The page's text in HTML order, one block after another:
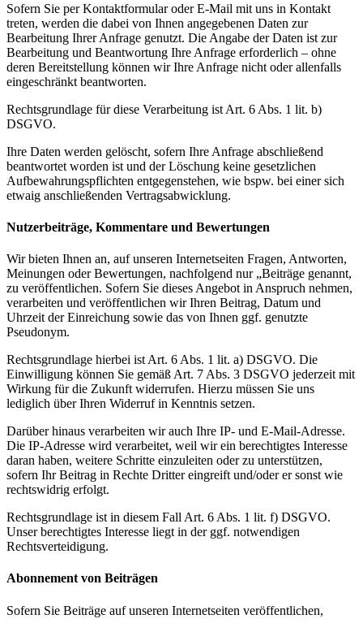
Sofern Sie per Kontaktformular oder E-Mail mit uns in Kontakt
treten, werden die dabei von Ihnen angegebenen Daten zur
Bearbeitung Ihrer Anfrage genutzt. Die Angabe der Daten ist zur
Bearbeitung und Beantwortung Ihre Anfrage erforderlich – ohne
deren Bereitstellung können wir Ihre Anfrage nicht oder allenfalls
eingeschränkt beantworten.
Rechtsgrundlage für diese Verarbeitung ist Art. 6 Abs. 1 lit. b)
DSGVO.
Ihre Daten werden gelöscht, sofern Ihre Anfrage abschließend
beantwortet worden ist und der Löschung keine gesetzlichen
Aufbewahrungspflichten entgegenstehen, wie bspw. bei einer sich
etwaig anschließenden Vertragsabwicklung.
Nutzerbeiträge, Kommentare und Bewertungen
Wir bieten Ihnen an, auf unseren Internetseiten Fragen, Antworten,
Meinungen oder Bewertungen, nachfolgend nur „Beiträge genannt,
zu veröffentlichen. Sofern Sie dieses Angebot in Anspruch nehmen,
verarbeiten und veröffentlichen wir Ihren Beitrag, Datum und
Uhrzeit der Einreichung sowie das von Ihnen ggf. genutzte
Pseudonym.
Rechtsgrundlage hierbei ist Art. 6 Abs. 1 lit. a) DSGVO. Die
Einwilligung können Sie gemäß Art. 7 Abs. 3 DSGVO jederzeit mit
Wirkung für die Zukunft widerrufen. Hierzu müssen Sie uns
lediglich über Ihren Widerruf in Kenntnis setzen.
Darüber hinaus verarbeiten wir auch Ihre IP- und E-Mail-Adresse.
Die IP-Adresse wird verarbeitet, weil wir ein berechtigtes Interesse
daran haben, weitere Schritte einzuleiten oder zu unterstützen,
sofern Ihr Beitrag in Rechte Dritter eingreift und/oder er sonst wie
rechtswidrig erfolgt.
Rechtsgrundlage ist in diesem Fall Art. 6 Abs. 1 lit. f) DSGVO.
Unser berechtigtes Interesse liegt in der ggf. notwendigen
Rechtsverteidigung.
Abonnement von Beiträgen
Sofern Sie Beiträge auf unseren Internetseiten veröffentlichen,